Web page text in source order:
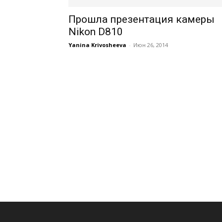
Прошла презентация камеры
Nikon D810
Yanina Krivosheeva - Июн 26, 2014